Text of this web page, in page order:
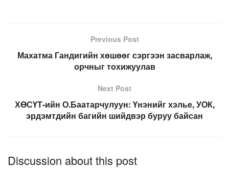
Previous Post
Махатма Гандигийн хөшөөг сэргээн засварлаж,
орчныг тохижуулав
Next Post
ХӨСҮТ-ийн О.Баатарчулуун: Үнэнийг хэлье, УОК,
эрдэмтдийн багийн шийдвэр буруу байсан
Discussion about this post